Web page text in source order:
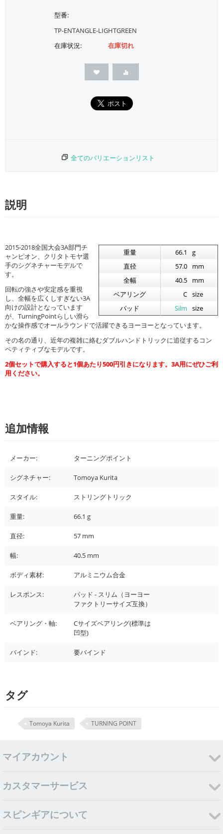
型番:
TP-ENTANGLE-LIGHTGREEN
在庫状況:
在庫切れ
全てのバリエーションリスト
説明
重量 66.1
g
直径
57.0
mm
全幅
40.5
mm
ベアリング
C size
パッド
Silm size
2015-2018全国大会3A部門チ
ャンピオン、クリタトモヤ選
手のシグネチャーモデルで
す。
回転の強さや安定感を重視
し、全幅を広くしすぎない3A
向けの設計となっています
が、TurningPointらしい滑ら
かな操作感でオールラウンドで活躍できるヨーヨーとなっています。
その名の通り、近年の複雑に絡むダブルハンドトリックに追従するコン
ペティティブなモデルです。
2個セットで購入すると1個あたり500円引きになります。3A用にぜひご利
用ください。
追加情報
メーカー: ターニングポイント
シグネチャー: Tomoya Kurita
スタイル: ストリングトリック
重量: 66.1 g
直径: 57 mm
幅: 40.5 mm
ボディ素材: アルミニウム合金
レスポンス:
パッド - スリム（ヨーヨー
ファクトリーサイズ互換）
ベアリング・軸:
Cサイズベアリング(標準は
凹型)
バインド: 要バインド
タグ
Tomoya Kurita TURNING POINT
マイアカウント
カスタマーサービス
スピンギアについて